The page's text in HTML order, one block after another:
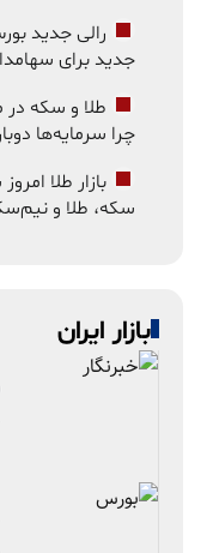
رالی جدید
جدید برای
طلا و سکه
چرا سرمایه‌ها
بازار طلا
سکه، طلا و
بازار ایران